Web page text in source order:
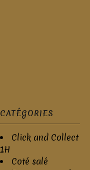
CATÉGORIES
Click and Collect
1H
Coté salé